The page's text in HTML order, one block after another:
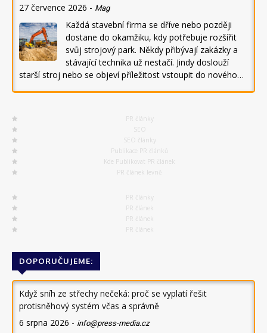
27 července 2026 - Mag
Každá stavební firma se dříve nebo později
dostane do okamžiku, kdy potřebuje rozšířit
svůj strojový park. Někdy přibývají zakázky a
stávající technika už nestačí. Jindy doslouží
starší stroj nebo se objeví příležitost vstoupit do nového…
PR články
SEO
SEO články
Publikace PR článků
Kde Publikovat PR článek
PR článek levně
PR články
PR článek
PR článek
PR článek
DOPORUČUJEME:
Když sníh ze střechy nečeká: proč se vyplatí řešit
protisněhový systém včas a správně
6 srpna 2026 - info@press-media.cz